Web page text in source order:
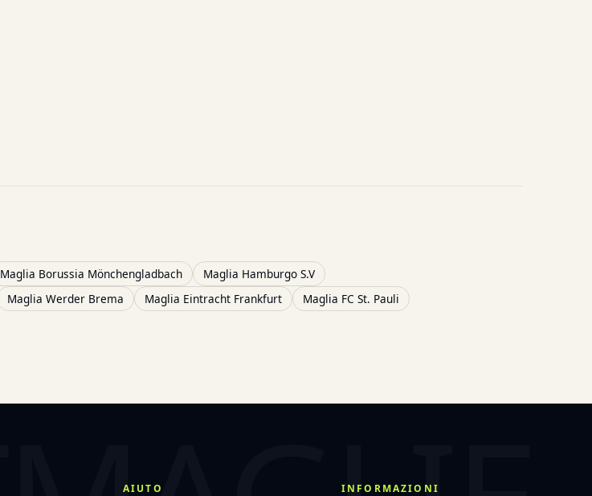
Maglia Borussia Mönchengladbach
Maglia Hamburgo S.V
Maglia Werder Brema Maglia Eintracht Frankfurt
Maglia FC St. Pauli
AIUTO INFORMAZIONI